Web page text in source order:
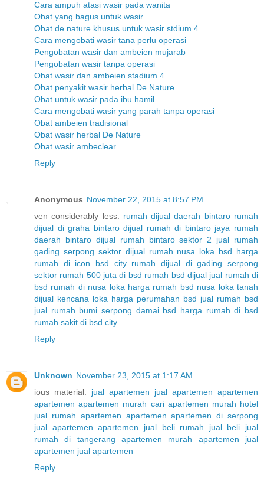
Cara ampuh atasi wasir pada wanita
Obat yang bagus untuk wasir
Obat de nature khusus untuk wasir stdium 4
Cara mengobati wasir tana perlu operasi
Pengobatan wasir dan ambeien mujarab
Pengobatan wasir tanpa operasi
Obat wasir dan ambeien stadium 4
Obat penyakit wasir herbal De Nature
Obat untuk wasir pada ibu hamil
Cara mengobati wasir yang parah tanpa operasi
Obat ambeien tradisional
Obat wasir herbal De Nature
Obat wasir ambeclear
Reply
Anonymous November 22, 2015 at 8:57 PM
ven considerably less. rumah dijual daerah bintaro rumah
dijual di graha bintaro dijual rumah di bintaro jaya rumah
daerah bintaro dijual rumah bintaro sektor 2
jual rumah
gading serpong sektor dijual rumah nusa loka bsd harga
rumah di icon bsd city rumah dijual di gading serpong
sektor rumah 500 juta di bsd rumah bsd dijual jual rumah di
bsd rumah di nusa loka harga rumah bsd nusa loka tanah
dijual kencana loka harga perumahan bsd jual rumah bsd
jual rumah bumi serpong damai bsd harga rumah di bsd
rumah sakit di bsd city
Reply
Unknown November 23, 2015 at 1:17 AM
ious material. jual apartemen jual apartemen apartemen
apartemen apartemen murah cari apartemen murah hotel
jual rumah apartemen apartemen apartemen di serpong
jual apartemen apartemen jual beli rumah jual beli
jual
rumah di tangerang
apartemen murah apartemen
jual
apartemen jual apartemen
Reply